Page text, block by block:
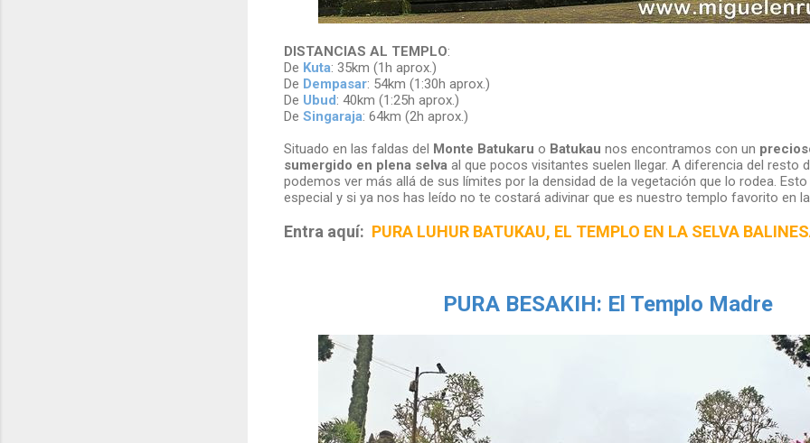
DISTANCIAS AL TEMPLO:
De Kuta: 35km (1h aprox.)
De Dempasar: 54km (1:30h aprox.)
De Ubud: 40km (1:25h aprox.)
De Singaraja: 64km (2h aprox.)
Situado en las faldas del Monte Batukaru o Batukau nos encontramos con un
sumergido en plena selvaal que pocos visitantes suelen llegar. A diferencia del resto
podemos ver más allá de sus límites por la densidad de la vegetación que lo rodea.
especial y si ya nos has leído no te costará adivinar que es nuestro templo favorito en
Entra aquí: PURA LUHUR BATUKAU, EL TEMPLO EN LA SELVA
PURA BESAKIH: El Templo Madre